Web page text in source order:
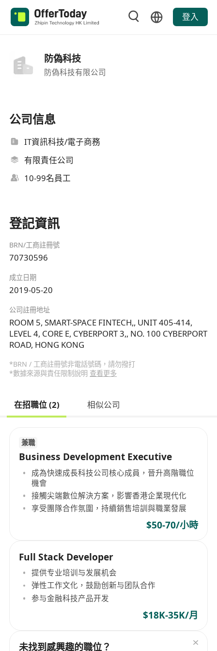
登入
防偽科技
防偽科技有限公司
公司信息
IT資訊科技/電子商務
有限責任公司
10-99名員工
登記資訊
BRN/工商註冊號
70730596
成立日期
2019-05-20
公司註冊地址
ROOM 5, SMART-SPACE FINTECH,, UNIT 405-414,
LEVEL 4, CORE E, CYBERPORT 3,, NO. 100 CYBERPORT
ROAD, HONG KONG
*BRN / 工商註冊號非電話號碼，請勿撥打
*數據來源與責任限制說明 查看更多
在招職位 (2) 相似公司
兼職
Business Development Executive
成為快速成長科技公司核心成員，晉升高階職位
機會
接觸尖端數位解決方案，影響香港企業現代化
享受團隊合作氛圍，持續銷售培訓與職業發展
$50-70/小時
Full Stack Developer
提供专业培训与发展机会
弹性工作文化，鼓励创新与团队合作
参与金融科技产品开发
$18K-35K/月
未找到感興趣的職位？